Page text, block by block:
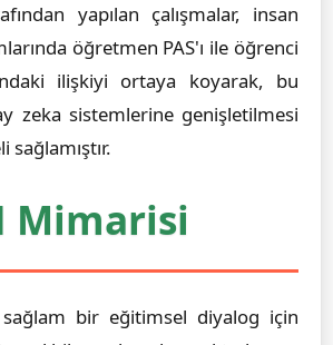
yapılan çalışmalar, insan
öğretmen PAS'ı ile öğrenci
ilişkiyi ortaya koyarak, bu
zeka sistemlerine genişletilmesi
Mimarisi
sağlam bir eğitimsel diyalog için